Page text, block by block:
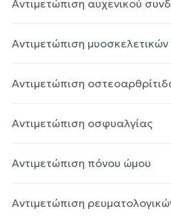
Αντιμετώπιση αυχενικού
Αντιμετώπιση
Αντιμετώπιση
Αντιμετώπιση οσφυαλγίας
Αντιμετώπιση πόνου ώμου
Αντιμετώπιση